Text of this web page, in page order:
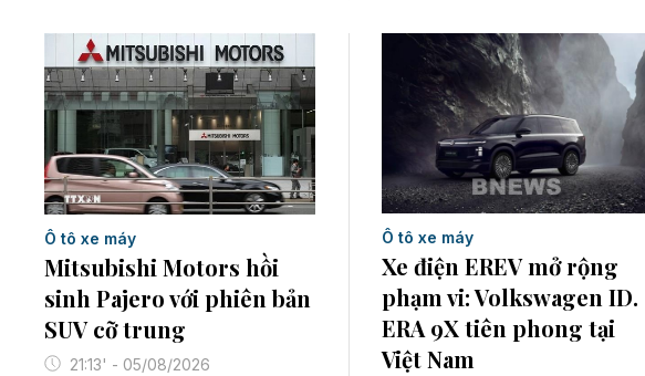
Ô tô xe máy
Mitsubishi Motors hồi
sinh Pajero với phiên bản
SUV cỡ trung
21:13' - 05/08/2026
Ô tô xe máy
Xe điện EREV mở rộng
phạm vi: Volkswagen ID.
ERA 9X tiên phong tại
Việt Nam